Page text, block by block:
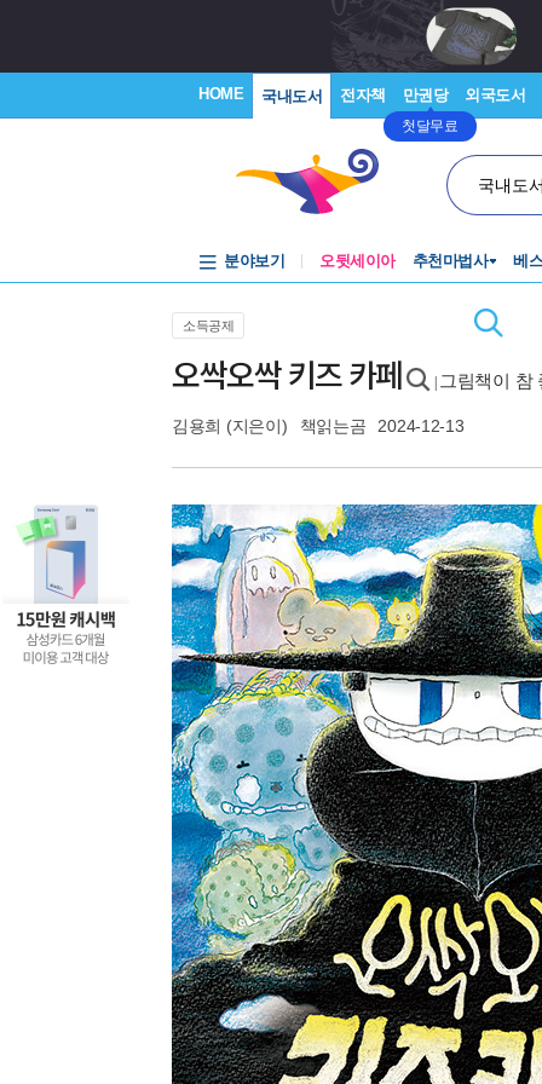
HOME 국내도서 전자책 만권당
첫달무료
외국도서
국내도
분야보기 오뒷세이아 추천마법사 베
소득공제
오싹오싹 키즈 카페 그림책이 참
김용희 (지은이) 책읽는곰 2024-12-13